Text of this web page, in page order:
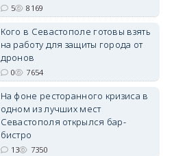
erid: 2SDnjdvhGXG
5 8169
Кого в Севастополе готовы взять
на работу для защиты города от
дронов
0 7654
На фоне ресторанного кризиса в
одном из лучших мест
Севастополя открылся бар-
бистро
13 7350